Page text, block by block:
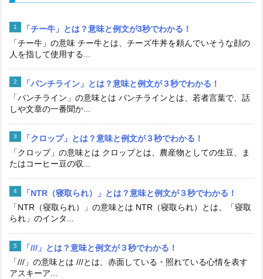
「チー牛」とは？意味と例文が3秒でわかる！
「チー牛」の意味 チー牛とは、チーズ牛丼を頼んでいそうな顔の
人を指して使用する...
「パンチライン」とは？意味と例文が３秒でわかる！
「パンチライン」の意味とは パンチラインとは、若者言葉で、話
しや文章の一番聞か...
「クロップ」とは？意味と例文が３秒でわかる！
「クロップ」の意味とは クロップとは、農産物としての生豆、ま
たはコーヒー豆の収...
「NTR（寝取られ）」とは？意味と例文が３秒でわかる！
「NTR（寝取られ）」の意味とは NTR（寝取られ）とは、「寝取
られ」のインタ...
「///」とは？意味と例文が３秒でわかる！
「///」の意味とは ///とは、赤面している・照れている心情を表す
アスキーア...